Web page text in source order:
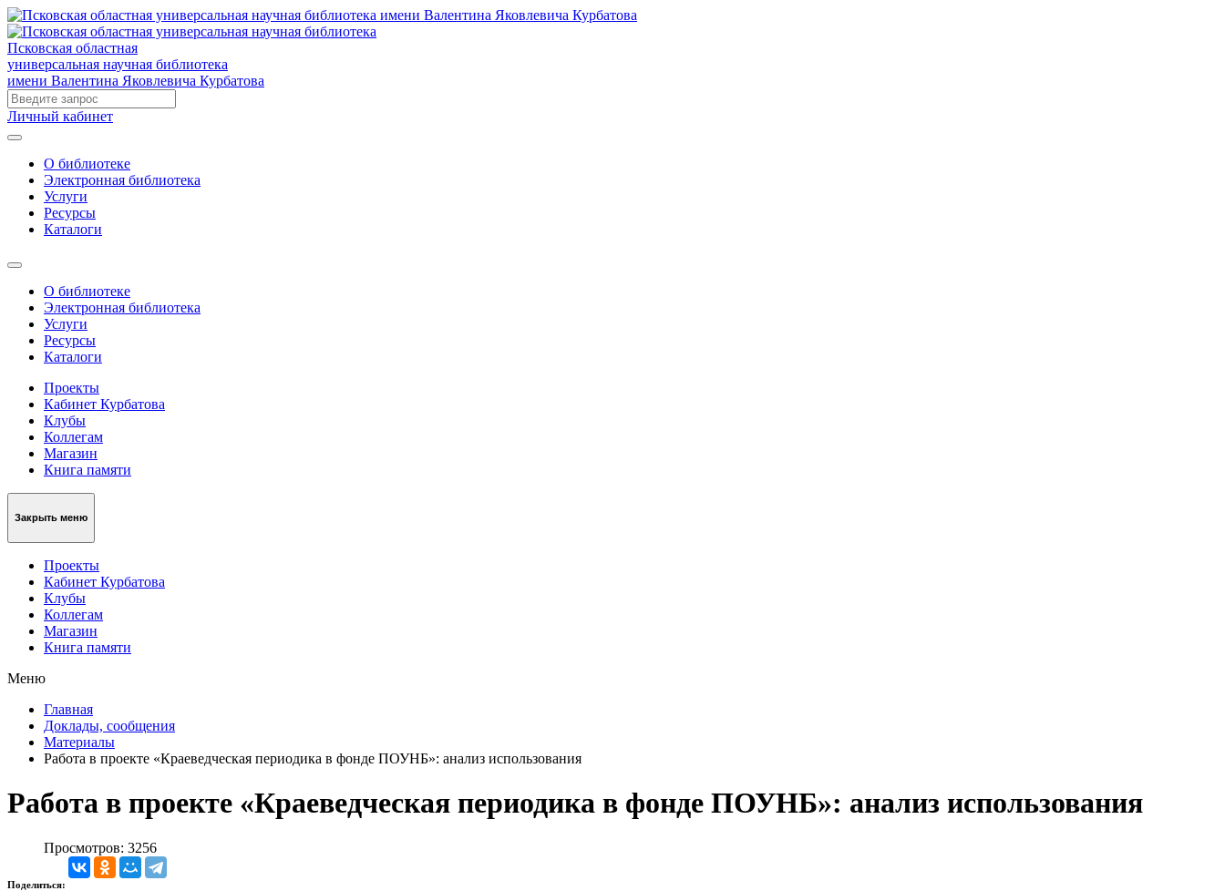
Псковская областная
универсальная научная библиотека
имени Валентина Яковлевича Курбатова
Личный кабинет
О библиотеке
Электронная библиотека
Услуги
Ресурсы
Каталоги
О библиотеке
Электронная библиотека
Услуги
Ресурсы
Каталоги
Проекты
Кабинет Курбатова
Клубы
Коллегам
Магазин
Книга памяти
Закрыть меню
Проекты
Кабинет Курбатова
Клубы
Коллегам
Магазин
Книга памяти
Меню
Главная
Доклады, сообщения
Материалы
Работа в проекте «Краеведческая периодика в фонде ПОУНБ»: анализ использования
Работа в проекте «Краеведческая периодика в фонде ПОУНБ»: анализ использования
Просмотров: 3256
Поделиться: